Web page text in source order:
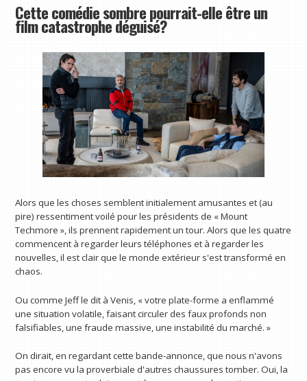
Cette comédie sombre pourrait-elle être un
film catastrophe déguisé?
Alors que les choses semblent initialement amusantes et (au
pire) ressentiment voilé pour les présidents de « Mount
Techmore », ils prennent rapidement un tour. Alors que les quatre
commencent à regarder leurs téléphones et à regarder les
nouvelles, il est clair que le monde extérieur s'est transformé en
chaos.
Ou comme Jeff le dit à Venis, « votre plate-forme a enflammé
une situation volatile, faisant circuler des faux profonds non
falsifiables, une fraude massive, une instabilité du marché. »
On dirait, en regardant cette bande-annonce, que nous n'avons
pas encore vu la proverbiale d'autres chaussures tomber. Oui, la